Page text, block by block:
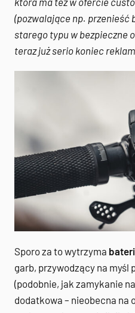
(pozwalające np.
starego typu w bezpieczne
teraz już serio koniec
Sporo za to wytrzyma
garb, przywodzący na myśl
(podobnie, jak zamykanie
dodatkowa – nieobecna na